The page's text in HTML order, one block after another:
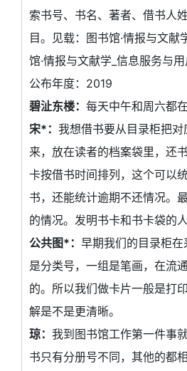
索书号、书名、著者、借书人
目。见载：图书馆·情报与文献
馆·情报与文献学_信息服务与用
公布年度：2019
碧沚东楼： 每天中午和周六都
宋*： 我想借书要从目录柜把
来，放在读者的档案袋里，还
卡按借书时间排列，这个可以
书，还能统计逾期不还情况。
的情况。发明书卡和书卡袋的
公共图*： 早期我们的目录柜
是分类号，一组是笔画，在流
的。所以我们做卡片一般是打
解是不是更清晰。
琼： 我到图书馆工作第一件事
书只有分册号不同，其他的都